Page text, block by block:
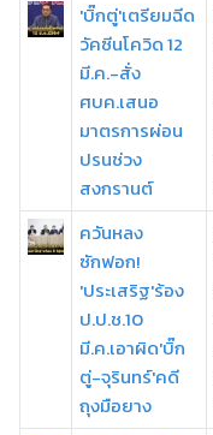
'บิ๊กตู่'เตรียมฉีด
วัคซีนโควิด 12
มี.ค.-สั่ง
ศบค.เสนอ
มาตรการผ่อน
ปรนช่วง
สงกรานต์
ควันหลง
ซักฟอก!
'ประเสริฐ'ร้อง
ป.ป.ช.10
มี.ค.เอาผิด'บิ๊ก
ตู่-จุรินทร์'คดี
ถุงมือยาง